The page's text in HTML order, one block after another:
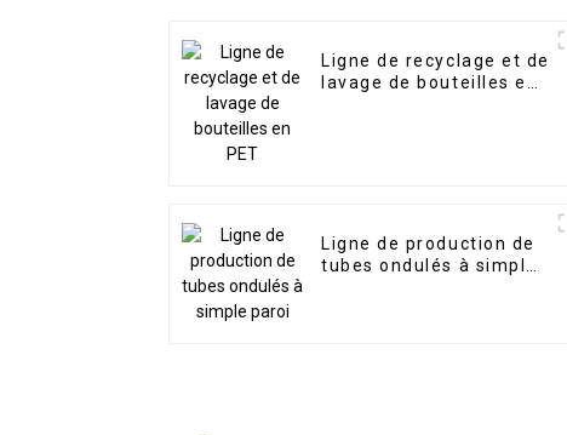
Ligne de recyclage et de
lavage de bouteilles en
Ligne de production de
tubes ondulés à simple